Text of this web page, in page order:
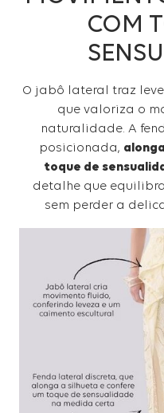
COM
O jabô lateral traz
que valoriza o
naturalidade. A
posicionada,
toque de
detalhe que equilibra
sem perder a